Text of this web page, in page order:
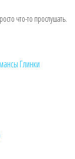
что-то прослушать.
Глинки